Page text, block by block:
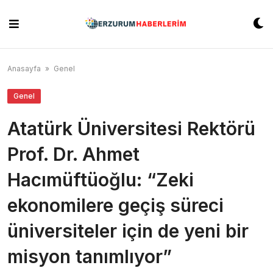
content
Anasayfa » Genel
Genel
Atatürk Üniversitesi Rektörü
Prof. Dr. Ahmet
Hacımüftüoğlu: “Zeki
ekonomilere geçiş süreci
üniversiteler için de yeni bir
misyon tanımlıyor”